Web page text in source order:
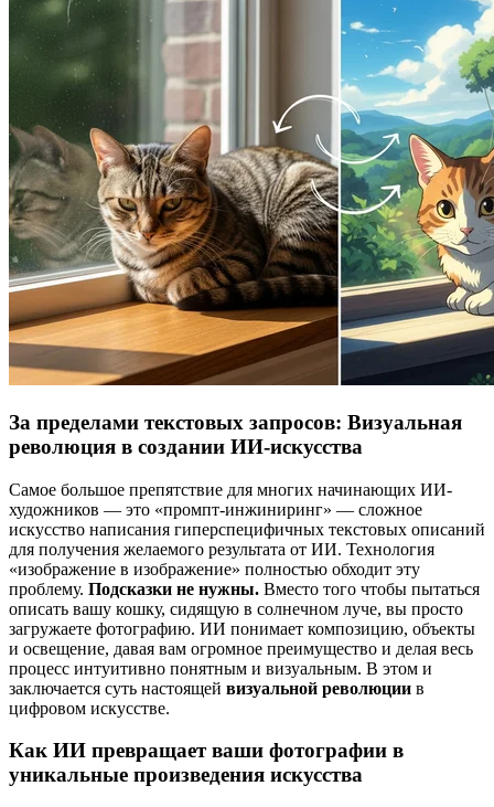
За пределами текстовых запросов: Визуальная
революция в создании ИИ-искусства
Самое большое препятствие для многих начинающих ИИ-
художников — это «промпт-инжиниринг» — сложное
искусство написания гиперспецифичных текстовых описаний
для получения желаемого результата от ИИ. Технология
«изображение в изображение» полностью обходит эту
проблему. Подсказки не нужны. Вместо того чтобы пытаться
описать вашу кошку, сидящую в солнечном луче, вы просто
загружаете фотографию. ИИ понимает композицию, объекты
и освещение, давая вам огромное преимущество и делая весь
процесс интуитивно понятным и визуальным. В этом и
заключается суть настоящей визуальной революции в
цифровом искусстве.
Как ИИ превращает ваши фотографии в
уникальные произведения искусства